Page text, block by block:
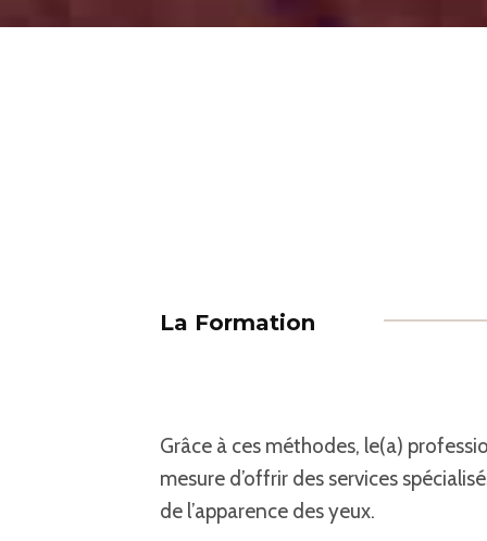
La Formation
Grâce à ces méthodes, le(a)
mesure d’offrir des services
de l’apparence des yeux.